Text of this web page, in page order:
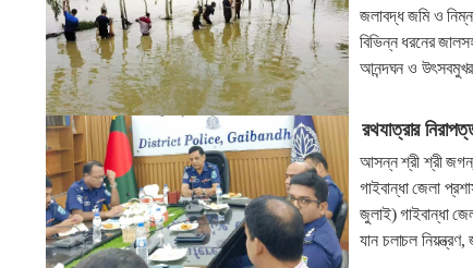
জলাবদ্ধ জমি ও
বিভিন্ন ধরনের
আনন্দঘন ও উৎসবমুখর
রথযাত্রার
আসন্ন শ্রী শ্রী
গাইবান্ধা জেলা
জুলাই) গাইবান্ধা
যান চলাচল